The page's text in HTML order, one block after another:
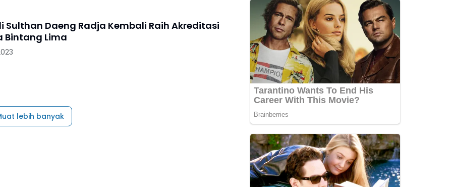
Sulthan Daeng Radja Kembali Raih Akreditasi
Bintang Lima
lebih banyak